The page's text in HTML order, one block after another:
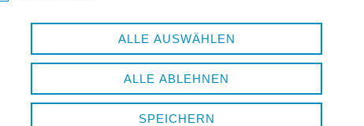
ALLE AUSWÄHLEN
ALLE ABLEHNEN
SPEICHERN